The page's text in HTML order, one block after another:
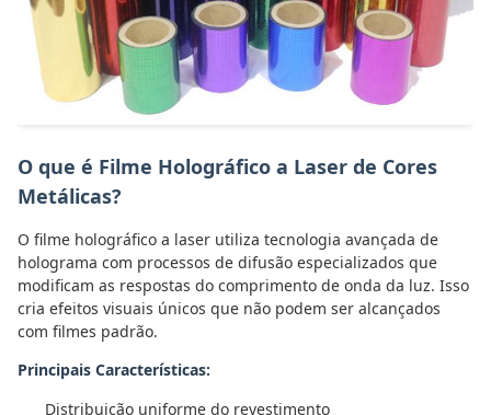
O que é Filme Holográfico a Laser de Cores
Metálicas?
O filme holográfico a laser utiliza tecnologia avançada de
holograma com processos de difusão especializados que
modificam as respostas do comprimento de onda da luz. Isso
cria efeitos visuais únicos que não podem ser alcançados
com filmes padrão.
Principais Características:
Distribuição uniforme do revestimento